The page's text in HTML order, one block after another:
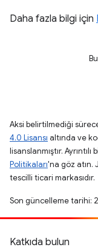
Daha fazla bilgi için
Aksi belirtilmediği
4.0 Lisansı altında ve
lisanslanmıştır. Ayrıntılı
Politikaları'na göz atın.
tescilli ticari markasıdır.
Son güncelleme tarihi:
Katkıda bulun